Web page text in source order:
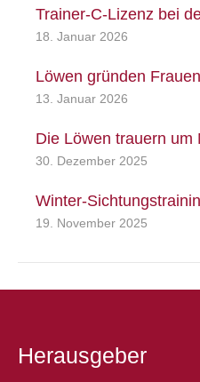
Trainer-C-Lizenz bei
18. Januar 2026
Löwen gründen
13. Januar 2026
Die Löwen trauern um
30. Dezember 2025
Winter-
19. November 2025
Herausgeber